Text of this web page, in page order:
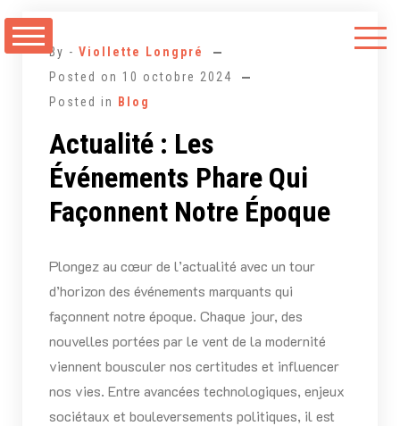
au
By - Viollette Longpré
Posted on 10 octobre 2024
Posted in
Blog
Actualité : Les
Événements Phare Qui
Façonnent Notre Époque
Plongez au cœur de l’actualité avec un tour
d’horizon des événements marquants qui
façonnent notre époque. Chaque jour, des
nouvelles portées par le vent de la modernité
viennent bousculer nos certitudes et influencer
nos vies. Entre avancées technologiques, enjeux
sociétaux et bouleversements politiques, il est